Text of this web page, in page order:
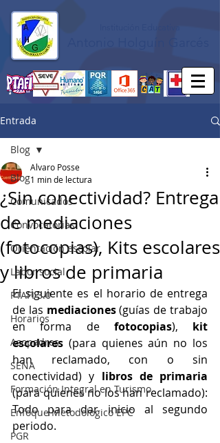
Entrada
Blog
Comunicados
Convocatorias
Orientación escolar
Labor social
PTAFI 3.0
Horarios
Asopadres
SENA
Formación Integral en Turismo
Enfoque Metodologico EPC
PGR
Blog
¿Sin conectividad? Entrega
de mediaciones
(fotocopias), Kits escolares
y libros de primaria
Alvaro Posse
1 min de lectura
El siguiente es el horario de entrega
de las mediaciones (guías de trabajo
en forma de fotocopias), kit
escolares (para quienes aún no los
han reclamado, con o sin
conectividad) y libros de primaria
(para quienes no los han reclamado):
Todo para dar inicio al segundo
periodo.